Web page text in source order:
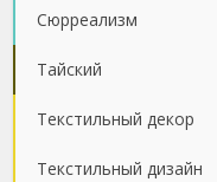
Сюрреализм
Тайский
Текстильный декор
Текстильный дизайн